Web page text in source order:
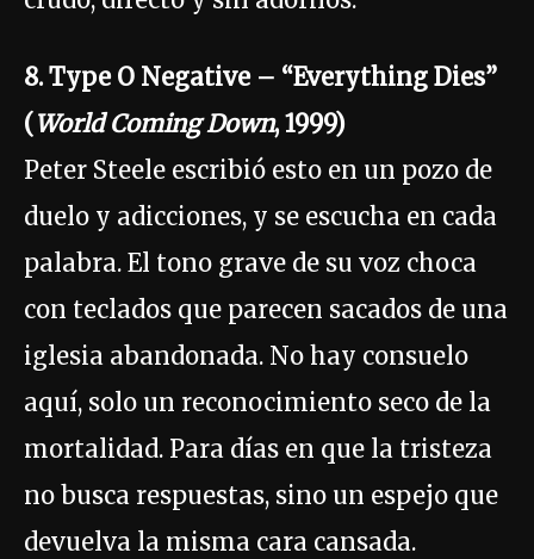
8. Type O Negative – “Everything Dies”
( World Coming Down, 1999)
Peter Steele escribió esto en un pozo de
duelo y adicciones, y se escucha en cada
palabra. El tono grave de su voz choca
con teclados que parecen sacados de una
iglesia abandonada. No hay consuelo
aquí, solo un reconocimiento seco de la
mortalidad. Para días en que la tristeza
no busca respuestas, sino un espejo que
devuelva la misma cara cansada.